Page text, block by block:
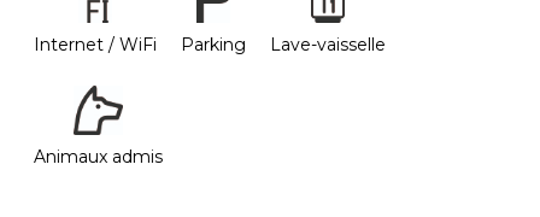
Internet / WiFi Parking Lave-vaisselle
Animaux admis